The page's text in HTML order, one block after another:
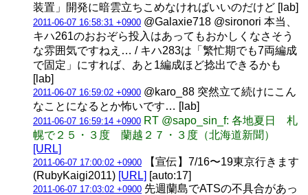
装置」開発に暗雲立ちこめなければいいのだけど [lab]
2011-06-07 16:58:31 +0900 @Galaxie718 @sironori 本当、
キハ261のおおぞら投入はあってもおかしくなさそう
な雰囲気ですねえ… / キハ283は「繁忙期でも7両編成
で固定」にすれば、あと1編成ほど捻出できるかも
[lab]
2011-06-07 16:59:02 +0900 @karo_88 突然立て続けにこん
なことになるとか怖いです… [lab]
2011-06-07 16:59:14 +0900 RT @sapo_sin_f: 各地夏日 札
幌で２５・３度 蘭越２７・３度（北海道新聞）
[URL]
2011-06-07 17:00:02 +0900 【宣伝】7/16〜19東京行きます
(RubyKaigi2011) [URL] [auto:17]
2011-06-07 17:03:02 +0900 先週蘭島でATSの不具合があっ